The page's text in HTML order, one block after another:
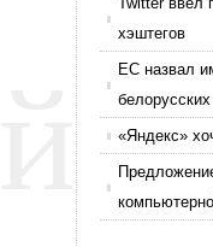
хэштегов
ЕС назвал
«Яндекс»